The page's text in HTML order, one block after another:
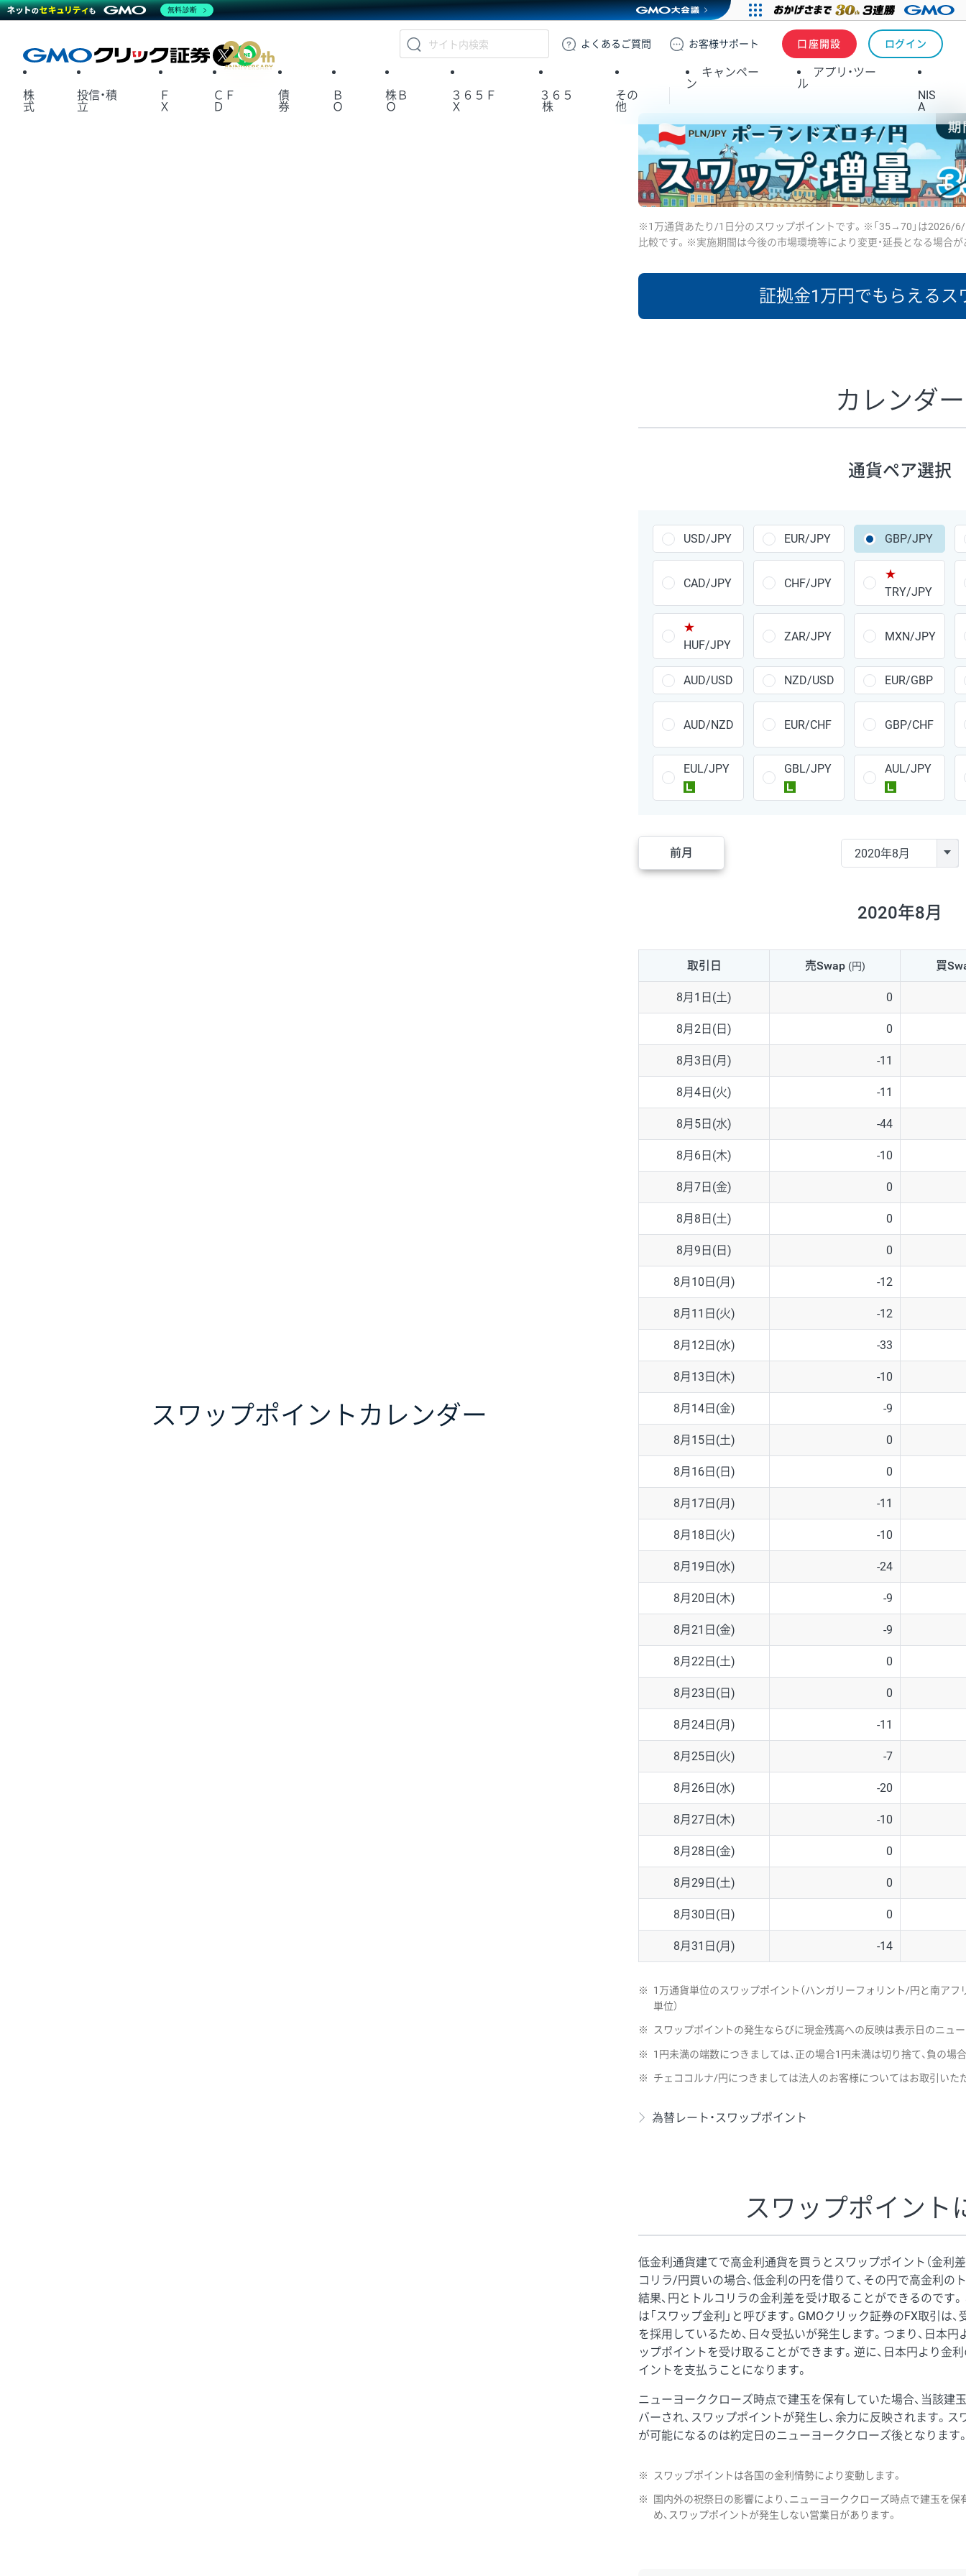
GMOクリック証券
よくある ご質問 お客様サポート 口座開設 ログイン
X
株
式
投信・積
立
Ｆ
Ｘ
ＣＦ
Ｄ
債
券
Ｂ
Ｏ
株Ｂ
Ｏ
３６５Ｆ
Ｘ
３６５
株
その
他
キャンペー
ン
アプリ・ツー
ル
NIS
A
スワップポイント カレンダー
※1万通貨あたり/1日分のスワップポイントです。※「35→70」は2026/6/
比較です。※実施期間は今後の市場環境等により変更・延長となる場合が
証拠金1万円でもらえるス
あたりの
ポイント
GBP/JPY 170円
AUD/JPY 106円
NZD/JPY 28円
CAD/JPY 38円
CHF/JPY 34円
PLN/JPY 35円
HUF/JPY 16円
ZAR/JPY 130円
MXN/JPY 140円
AUD/USD
NZD/USD 41円
EUR/GBP 71円
EUR/AUD 103円
GBP/AUD 43円
AUD/NZD 66円
EUR/CHF 111円
GBP/CHF 220円
USD/CHF 160円
※2026/6/30の当社のスワップポイントおよび、同日の為替レートに
※取引証拠金は同日の当社為替レート（ニューヨーククローズ・MIDレ
※ハンガリーフォリント/円と南アフリカランド/円とメキシコペソ/
カレンダー
通貨ペア選択
USD/JPY EUR/JPY GBP/JPY
CAD/JPY CHF/JPY
★
TRY/JPY
★
HUF/JPY
ZAR/JPY MXN/JPY
AUD/USD NZD/USD EUR/GBP
AUD/NZD EUR/CHF GBP/CHF
EUL/JPY
GBL/JPY
AUL/JPY
前月
2020年8月
取引日 売Swap (円) 買
8月1日(土) 0
8月2日(日) 0
8月3日(月) -11
8月4日(火) -11
8月5日(水) -44
8月6日(木) -10
8月7日(金) 0
8月8日(土) 0
8月9日(日) 0
8月10日(月) -12
8月11日(火) -12
8月12日(水) -33
8月13日(木) -10
8月14日(金) -9
8月15日(土) 0
8月16日(日) 0
8月17日(月) -11
8月18日(火) -10
8月19日(水) -24
8月20日(木) -9
8月21日(金) -9
8月22日(土) 0
8月23日(日) 0
8月24日(月) -11
8月25日(火) -7
8月26日(水) -20
8月27日(木) -10
8月28日(金) 0
8月29日(土) 0
8月30日(日) 0
8月31日(月) -14
※
1万通貨単位のスワップポイント（ハンガリーフォリント/円と南ア
単位）
※ スワップポイントの発生ならびに現金残高への反映は表示日のニュ
※ 1円未満の端数につきましては、正の場合1円未満は切り捨て、負の場
※ チェココルナ/円につきましては法人のお客様についてはお取引いた
為替レート・スワップポイント
スワップポイント
低金利通貨建てで高金利通貨を買うとスワップポイント（金利
コリラ/円買いの場合、低金利の円を借りて、その円で高金利の
結果、円とトルコリラの金利差を受け取ることができるのです
は「スワップ金利」と呼びます。GMOクリック証券のFX取引は
を採用しているため、日々受払いが発生します。つまり、日本
ップポイントを受け取ることができます。逆に、日本円より金
イントを支払うことになります。
ニューヨーククローズ時点で建玉を保有していた場合、当該建
バーされ、スワップポイントが発生し、余力に反映されます。
が可能になるのは約定日のニューヨーククローズ後となります
※ スワップポイントは各国の金利情勢により変動します。
※
国内外の祝祭日の影響により、ニューヨーククローズ時点で建玉を
め、スワップポイントが発生しない営業日があります。
無料診断